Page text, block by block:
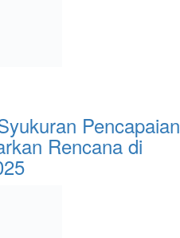
Pencapaian
Rencana di